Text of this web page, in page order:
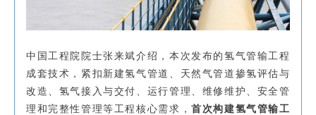
中国工程院院士张来斌介绍，本次发布的氢气管输工程
成套技术，紧扣新建氢气管道、天然气管道掺氢评估与
改造、氢气接入与交付、运行管理、维修维护、安全管
理和完整性管理等工程核心需求，首次构建氢气管输工